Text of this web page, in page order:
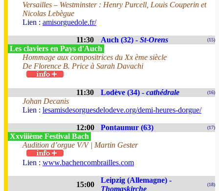
Versailles – Westminster : Henry Purcell, Louis Couperin et
Nicolas Lebègue
Lien : amisorguedole.fr/
11:30 Auch (32) - St-Orens (15)
Les claviers en Pays d'Auch
Hommage aux compositrices du Xx ème siècle
De Florence B. Price à Sarah Davachi
11:30 Lodève (34) - cathédrale (16)
Johan Decanis
Lien : lesamisdesorguesdelodeve.org/demi-heures-dorgue/
12:00 Pontaumur (63) (17)
Xxviiième Festival Bach
Audition d’orgue V/V | Martin Gester
Lien : www.bachencombrailles.com
15:00
Leipzig (Allemagne) -
Thomaskirche
(18)